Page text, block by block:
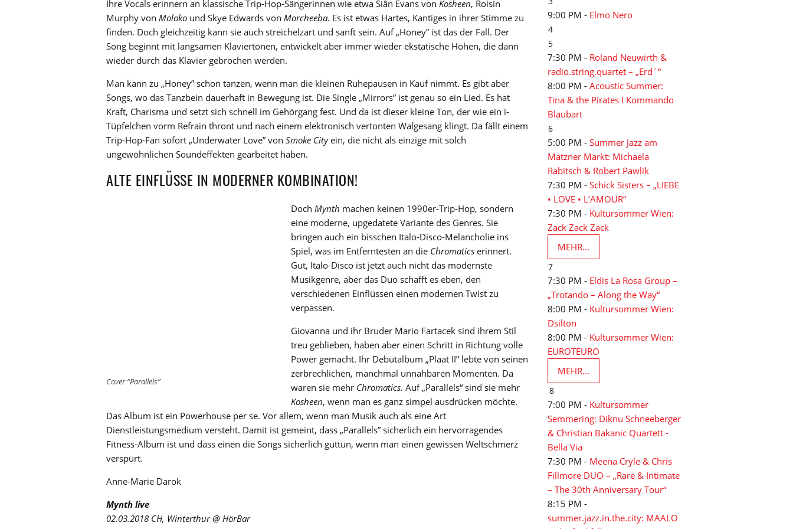
Ihre Vocals erinnern an klassische Trip-Hop-Sängerinnen wie etwa Siân Evans von Kosheen, Roisin
Murphy von Moloko und Skye Edwards von Morcheeba. Es ist etwas Hartes, Kantiges in ihrer Stimme zu
finden. Doch gleichzeitig kann sie auch streichelzart und sanft sein. Auf „Honey” ist das der Fall. Der
Song beginnt mit langsamen Klaviertönen, entwickelt aber immer wieder ekstatische Höhen, die dann
wieder durch das Klavier gebrochen werden.
Man kann zu „Honey” schon tanzen, wenn man die kleinen Ruhepausen in Kauf nimmt. Es gibt aber
Songs, wo das Tanzbein dauerhaft in Bewegung ist. Die Single „Mirrors” ist genau so ein Lied. Es hat
Kraft, Charisma und setzt sich schnell im Gehörgang fest. Und da ist dieser kleine Ton, der wie ein i-
Tüpfelchen vorm Refrain thront und nach einem elektronisch vertonten Walgesang klingt. Da fällt einem
Trip-Hop-Fan sofort „Underwater Love” von Smoke Cityein, die nicht als einzige mit solch
ungewöhnlichen Soundeffekten gearbeitet haben.
ALTE EINFLÜSSE IN MODERNER KOMBINATION!
Cover “Parallels”
Doch Mynth machen keinen 1990er-Trip-Hop, sondern
eine moderne, upgedatete Variante des Genres. Sie
bringen auch ein bisschen Italo-Disco-Melancholie ins
Spiel, was im Entferntesten an die Chromatics erinnert.
Gut, Italo-Disco ist jetzt auch nicht das modernste
Musikgenre, aber das Duo schafft es eben, den
verschiedenen Einflüssen einen modernen Twist zu
verpassen.
Giovanna und ihr Bruder Mario Fartacek sind ihrem Stil
treu geblieben, haben aber einen Schritt in Richtung volle
Power gemacht. Ihr Debütalbum „Plaat II” lebte von seinen
zerbrechlichen, manchmal unnahbaren Momenten. Da
waren sie mehr Chromatics. Auf „Parallels“ sind sie mehr
Kosheen, wenn man es ganz simpel ausdrücken möchte.
Das Album ist ein Powerhouse per se. Vor allem, wenn man Musik auch als eine Art
Dienstleistungsmedium versteht. Damit ist gemeint, dass „Parallels” sicherlich ein hervorragendes
Fitness-Album ist und dass einen die Songs sicherlich guttun, wenn man einen gewissen Weltschmerz
verspürt.
Anne-Marie Darok
Mynth live
02.03.2018 CH, Winterthur @ HörBar
9:00 PM - Elmo Nero
4
5
7:30 PM - Roland Neuwirth &
radio.string.quartet – „Erd´“
8:00 PM - Acoustic Summer:
Tina & the Pirates I Kommando
Blaubart
6
5:00 PM - Summer Jazz am
Matzner Markt: Michaela
Rabitsch & Robert Pawlik
7:30 PM - Schick Sisters – „LIEBE
• LOVE • L’AMOUR“
7:30 PM - Kultursommer Wien:
Zack Zack Zack
MEHR...
7
7:30 PM - Eldis La Rosa Group –
„Trotando – Along the Way“
8:00 PM - Kultursommer Wien:
Dsilton
8:00 PM - Kultursommer Wien:
EUROTEURO
MEHR...
8
7:00 PM - Kultursommer
Semmering: Diknu Schneeberger
& Christian Bakanic Quartett -
Bella Via
7:30 PM - Meena Cryle & Chris
Fillmore DUO – „Rare & Intimate
– The 30th Anniversary Tour“
8:15 PM -
summer.jazz.in.the.city: MAALO